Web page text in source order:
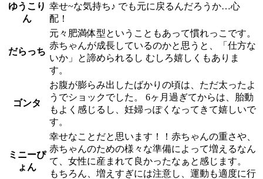
ゆうこり
ん
幸せ~な気持ち♪ でも元に戻るんだろうか…心
配！
だらっち
元々肥満体型ということもあって慣れっこです。
赤ちゃんが成長しているのかと思うと、「仕方な
いか」と諦められるし むしろ嬉しくもありま
す。
ゴンタ
お腹が膨らみ出したばかりの頃は、ただ太ったよ
うでショックでした。 6ヶ月過ぎてからは、胎動
もよく感じるし、妊婦っぽくなってきて嬉しいで
す。
ミニーぴ
ょん
幸せなことだと思います！！赤ちゃんの重さや、
赤ちゃんのための様々な準備によって増えるなん
て、女性に産まれて良かったなぁと感じます。
もちろん、増えすぎには注意し、運動も適度に行